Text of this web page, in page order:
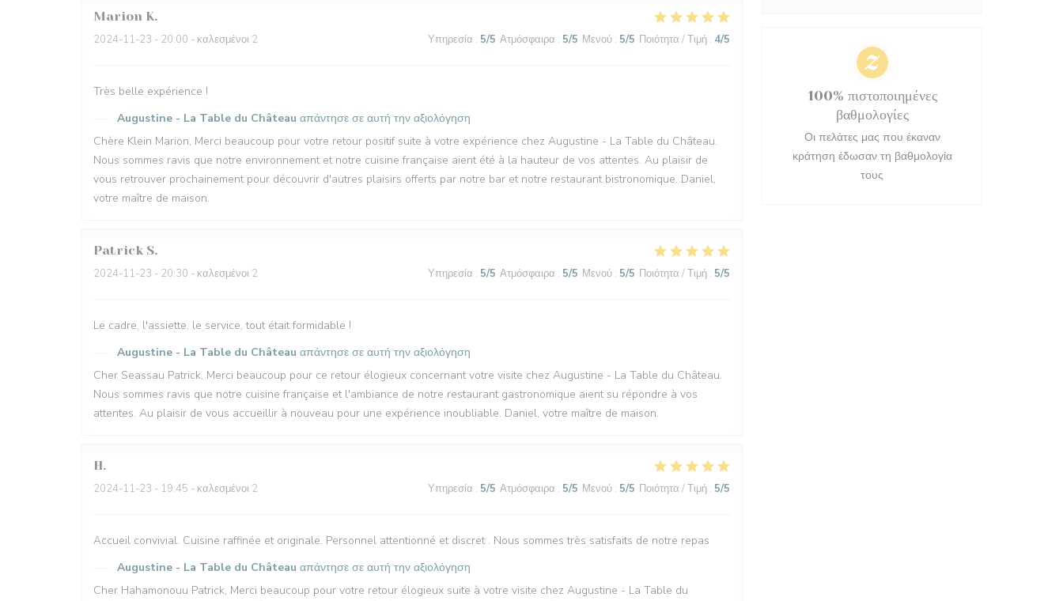
Marion K
2024-11-23 - 20:00 - καλεσμένοι 2 Υπηρεσία : 5/5 Ατμόσφαιρα : 5/5 Μενού : 5/5 Ποιότητα / Τιμή : 4/5
Très belle expérience !
Augustine - La Table du Château απάντησε σε αυτή την αξιολόγηση
Chère Klein Marion, Merci beaucoup pour votre retour positif suite à votre expérience chez Augustine - La Table du Château.
Nous sommes ravis que notre environnement et notre cuisine française aient été à la hauteur de vos attentes. Au plaisir de
vous retrouver prochainement pour découvrir d'autres plaisirs offerts par notre bar et notre restaurant bistronomique. Daniel,
votre maître de maison.
Patrick S
2024-11-23 - 20:30 - καλεσμένοι 2 Υπηρεσία : 5/5 Ατμόσφαιρα : 5/5 Μενού : 5/5 Ποιότητα / Τιμή : 5/5
Le cadre, l'assiette, le service, tout était formidable !
Augustine - La Table du Château απάντησε σε αυτή την αξιολόγηση
Cher Seassau Patrick, Merci beaucoup pour ce retour élogieux concernant votre visite chez Augustine - La Table du Château.
Nous sommes ravis que notre cuisine française et l'ambiance de notre restaurant gastronomique aient su répondre à vos
attentes. Au plaisir de vous accueillir à nouveau pour une expérience inoubliable. Daniel, votre maître de maison.
H
2024-11-23 - 19:45 - καλεσμένοι 2 Υπηρεσία : 5/5 Ατμόσφαιρα : 5/5 Μενού : 5/5 Ποιότητα / Τιμή : 5/5
Accueil convivial. Cuisine raffinée et originale. Personnel attentionné et discret . Nous sommes très satisfaits de notre repas
Augustine - La Table du Château απάντησε σε αυτή την αξιολόγηση
Cher Hahamonouu Patrick, Merci beaucoup pour votre retour élogieux suite à votre visite chez Augustine - La Table du
100% πιστοποιημένες
βαθμολογίες
Οι πελάτες μας που έκαναν
κράτηση έδωσαν τη βαθμολογία
τους